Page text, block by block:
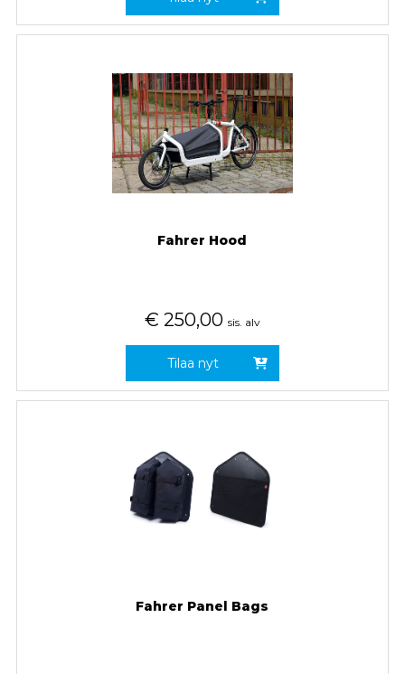
Fahrer Hood
€ 250,00 sis. alv
Tilaa nyt
Fahrer Panel Bags